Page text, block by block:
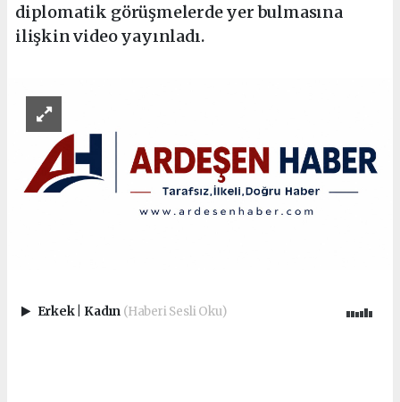
diplomatik görüşmelerde yer bulmasına
ilişkin video yayınladı.
Erkek Kadın (Haberi Sesli Oku)